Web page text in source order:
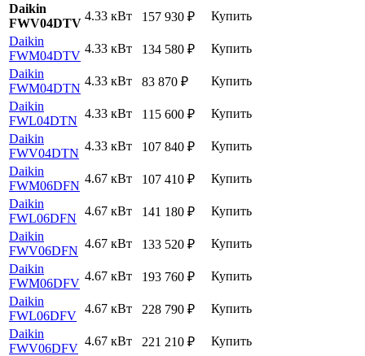
Daikin
FWV04DTV
4.33 кВт 157 930 ₽
Купить
Daikin
FWM04DTV
4.33 кВт 134 580 ₽
Купить
Daikin
FWM04DTN
4.33 кВт 83 870 ₽
Купить
Daikin
FWL04DTN
4.33 кВт 115 600 ₽
Купить
Daikin
FWV04DTN
4.33 кВт 107 840 ₽
Купить
Daikin
FWM06DFN
4.67 кВт 107 410 ₽
Купить
Daikin
FWL06DFN
4.67 кВт 141 180 ₽
Купить
Daikin
FWV06DFN
4.67 кВт 133 520 ₽
Купить
Daikin
FWM06DFV
4.67 кВт 193 760 ₽
Купить
Daikin
FWL06DFV
4.67 кВт 228 790 ₽
Купить
Daikin
FWV06DFV
4.67 кВт 221 210 ₽
Купить